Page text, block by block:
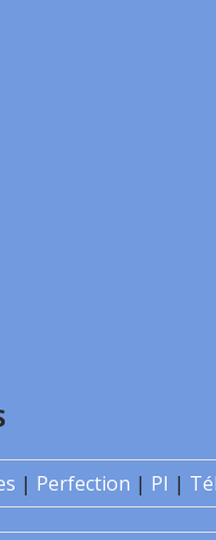
| Perfection | PI |